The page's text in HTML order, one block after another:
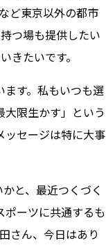
ど東京以外の都市
つ場も提供したい
きたいです。
す。私もいつも選
限生かす」という
ッセージは特に大事
と、最近つくづく
ーツに共通するも
さん、今日はあり